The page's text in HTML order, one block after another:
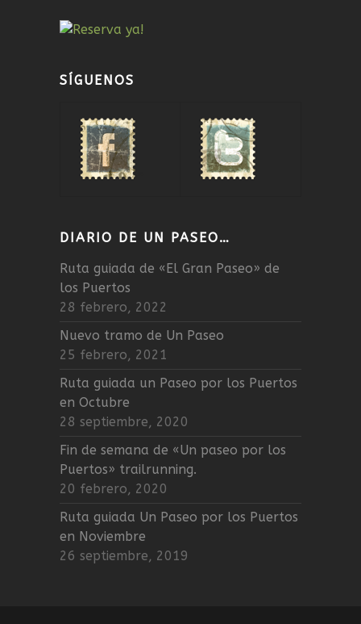
SÍGUENOS
DIARIO DE UN PASEO…
Ruta guiada de «El Gran Paseo» de
los Puertos
28 febrero, 2022
Nuevo tramo de Un Paseo
25 febrero, 2021
Ruta guiada un Paseo por los Puertos
en Octubre
28 septiembre, 2020
Fin de semana de «Un paseo por los
Puertos» trailrunning.
20 febrero, 2020
Ruta guiada Un Paseo por los Puertos
en Noviembre
26 septiembre, 2019